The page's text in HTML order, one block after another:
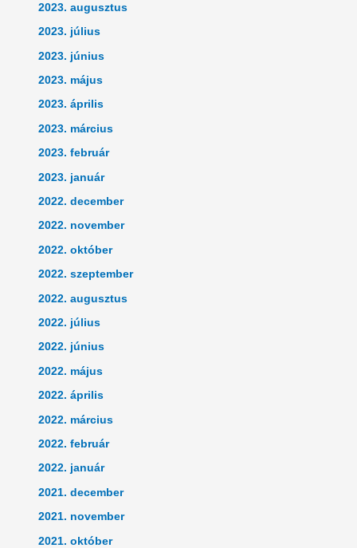
2023. augusztus
2023. július
2023. június
2023. május
2023. április
2023. március
2023. február
2023. január
2022. december
2022. november
2022. október
2022. szeptember
2022. augusztus
2022. július
2022. június
2022. május
2022. április
2022. március
2022. február
2022. január
2021. december
2021. november
2021. október